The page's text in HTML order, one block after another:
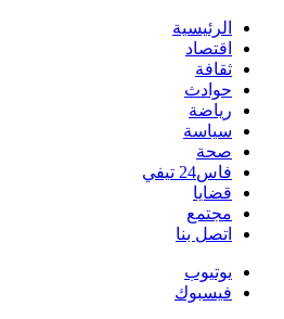
الرئيسية
اقتصاد
ثقافة
حوادث
رياضة
سياسة
صحة
فاس24 تيفي
قضايا
مجتمع
اتصل بنا
يوتيوب
فيسبوك